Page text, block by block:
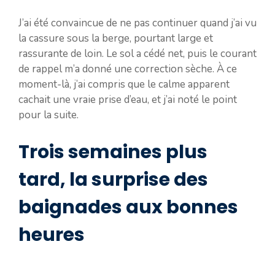
J’ai été convaincue de ne pas continuer quand j’ai vu
la cassure sous la berge, pourtant large et
rassurante de loin. Le sol a cédé net, puis le courant
de rappel m’a donné une correction sèche. À ce
moment-là, j’ai compris que le calme apparent
cachait une vraie prise d’eau, et j’ai noté le point
pour la suite.
Trois semaines plus
tard, la surprise des
baignades aux bonnes
heures